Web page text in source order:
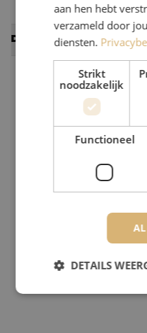
Datasheets
aan hen hebt
verzameld door
diensten.
Strikt
noodzakelijk
Functioneel
DETAILS